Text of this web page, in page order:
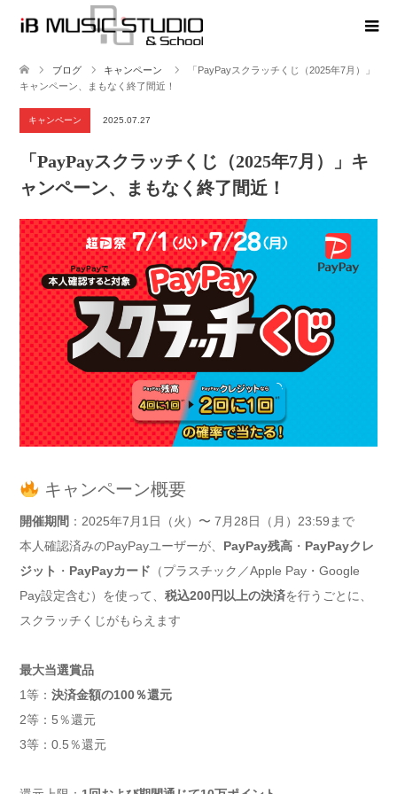
ブログ キャンペーン
「PayPayスクラッチくじ（2025年7月）」
キャンペーン、まもなく終了間近！
キャンペーン 2025.07.27
「PayPayスクラッチくじ（2025年7月）」キ
ャンペーン、まもなく終了間近！
キャンペーン概要
開催期間 ：2025年7月1日（火）〜 7月28日（月）23:59まで
本人確認済みのPayPayユーザーが、 PayPay残高 ・ PayPayクレ
ジット ・ PayPayカード （プラスチック／Apple Pay・Google
Pay設定含む）を使って、 税込200円以上の決済を行うごとに、
スクラッチくじがもらえます
最大当選賞品
1等： 決済金額の100％還元
2等：5％還元
3等：0.5％還元